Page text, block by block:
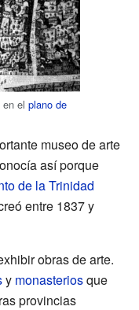
el plano de
museo de arte
así porque
de la Trinidad
entre 1837 y
obras de arte.
y monasteriosque
provincias